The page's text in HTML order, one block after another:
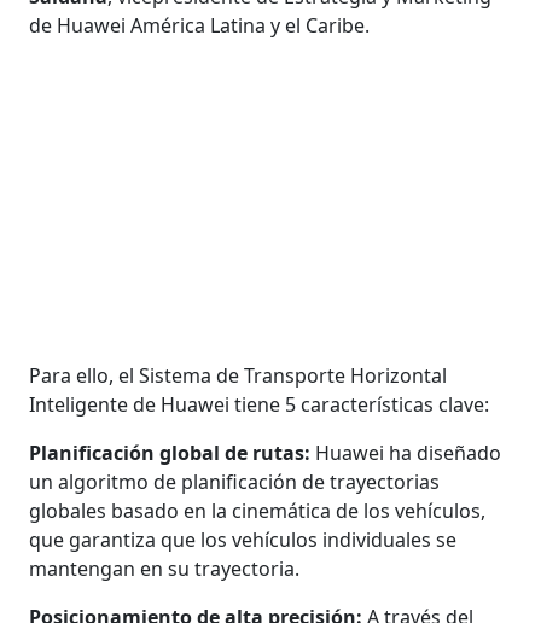
de Huawei América Latina y el Caribe.
Para ello, el Sistema de Transporte Horizontal
Inteligente de Huawei tiene 5 características clave:
Planificación global de rutas: Huawei ha diseñado
un algoritmo de planificación de trayectorias
globales basado en la cinemática de los vehículos,
que garantiza que los vehículos individuales se
mantengan en su trayectoria.
Posicionamiento de alta precisión: A través del